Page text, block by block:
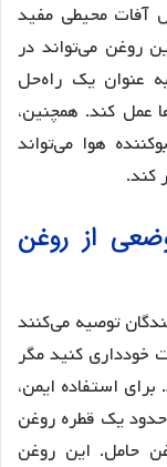
آفات محیطی مفید
روغن می‌تواند در
عنوان یک راه‌حل
عمل کند. همچنین،
هوا می‌تواند
کند.
از روغن
توصیه می‌کنند
خودداری کنید مگر
برای استفاده ایمن،
یعنی حدود یک قطره روغن
میلی‌لیتر روغن حامل. این روغن